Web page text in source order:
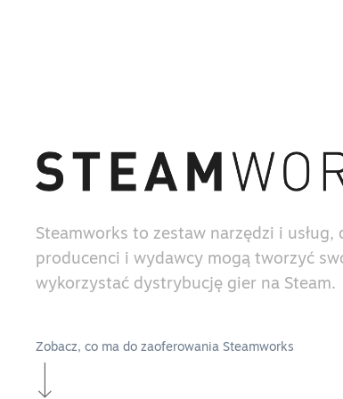
Steamworks to zestaw narzędzi i
producenci i wydawcy mogą tworzyć
wykorzystać dystrybucję gier na Steam.
Zobacz, co ma do zaoferowania Steamworks